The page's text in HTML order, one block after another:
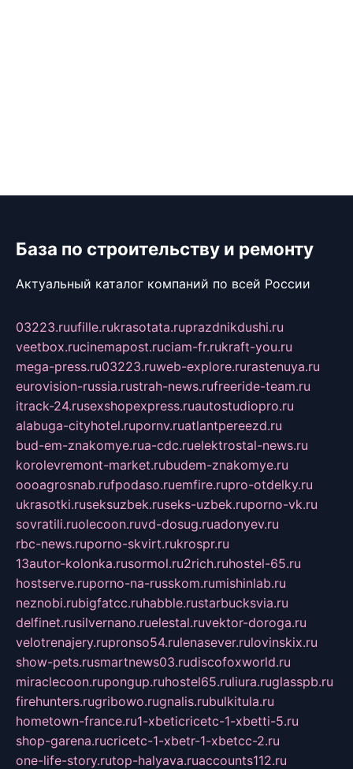
База по строительству и ремонту
Актуальный каталог компаний по всей России
03223.ruufille.rukrasotata.ruprazdnikdushi.ru
veetbox.rucinemapost.ruciam-fr.rukraft-you.ru
mega-press.ru03223.ruweb-explore.rurastenuya.ru
eurovision-russia.rustrah-news.rufreeride-team.ru
itrack-24.rusexshopexpress.ruautostudiopro.ru
alabuga-cityhotel.rupornv.ruatlantpereezd.ru
bud-em-znakomye.rua-cdc.ruelektrostal-news.ru
korolevremont-market.rubudem-znakomye.ru
oooagrosnab.rufpodaso.ruemfire.rupro-otdelky.ru
ukrasotki.ruseksuzbek.ruseks-uzbek.ruporno-vk.ru
sovratili.ruolecoon.ruvd-dosug.ruadonyev.ru
rbc-news.ruporno-skvirt.rukrospr.ru
13autor-kolonka.rusormol.ru2rich.ruhostel-65.ru
hostserve.ruporno-na-russkom.rumishinlab.ru
neznobi.rubigfatcc.ruhabble.rustarbucksvia.ru
delfinet.rusilvernano.ruelestal.ruvektor-doroga.ru
velotrenajery.rupronso54.rulenasever.rulovinskix.ru
show-pets.rusmartnews03.rudiscofoxworld.ru
miraclecoon.rupongup.ruhostel65.ruliura.ruglasspb.ru
firehunters.rugribowo.rugnalis.rubulkitula.ru
hometown-france.ru1-xbeticricetc-1-xbetti-5.ru
shop-garena.rucricetc-1-xbetr-1-xbetcc-2.ru
one-life-story.rutop-halyava.ruaccounts112.ru